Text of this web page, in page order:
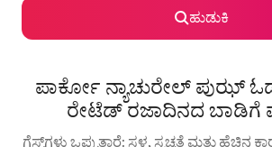
ಹುಡುಕಿ
ಪಾರ್ಕೋ ನ್ಯಾಚುರೇಲ್ ಪುಝ್
ರೇಟೆಡ್ ರಜಾದಿನದ ಬಾಡಿಗೆ
ಗೆಸ್ಟ್‌ಗಳು ಒಪ್ಪುತ್ತಾರೆ: ಸ್ಥಳ, ಸ್ವಚ್ಛತೆ ಮತ್ತು ಹೆಚ್ಚಿನ